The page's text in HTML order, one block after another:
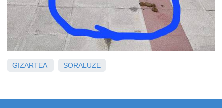
GIZARTEA SORALUZE